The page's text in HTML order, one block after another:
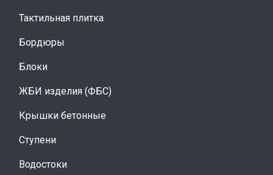
Тактильная плитка
Бордюры
Блоки
ЖБИ изделия (ФБС)
Крышки бетонные
Ступени
Водостоки